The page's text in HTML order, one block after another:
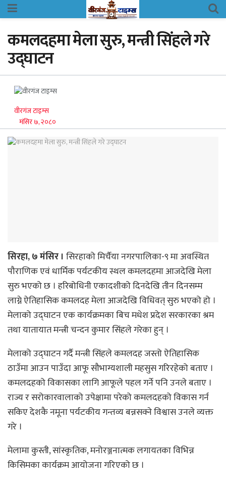
कमलदहमा मेला सुरु, मन्त्री सिंहले गरे
उद्घाटन
वीरगंज टाइम्स
मंसिर ७, २०८०
सिरहा, ७ मंसिर । सिरहाको मिर्चैया नगरपालिका-९ मा अवस्थित
पौराणिक एवं धार्मिक पर्यटकीय स्थल कमलदहमा आजदेखि मेला
सुरु भएको छ । हरिबोधिनी एकादशीको दिनदेखि तीन दिनसम्म
लाग्ने ऐतिहासिक कमलदह मेला आजदेखि विधिवत् सुरु भएको हो ।
मेलाको उद्घाटन एक कार्यक्रमका बिच मधेश प्रदेश सरकारका श्रम
तथा यातायात मन्त्री चन्दन कुमार सिंहले गरेका हुन् ।
मेलाको उद्घाटन गर्दै मन्त्री सिंहले कमलदह जस्तो ऐतिहासिक
ठाउँमा आउन पाउँदा आफू सौभाग्यशाली महसुस गरिरहेको बताए ।
कमलदहको विकासका लागि आफूले पहल गर्ने पनि उनले बताए ।
राज्य र सरोकारवालाको उपेक्षामा परेको कमलदहको विकास गर्न
सकिए देशकै नमूना पर्यटकीय गन्तव्य बन्नसक्ने विश्वास उनले व्यक्त
गरे ।
मेलामा कुस्ती, सांस्कृतिक, मनोरञ्जनात्मक लगायतका विभिन्न
किसिमका कार्यक्रम आयोजना गरिएको छ ।